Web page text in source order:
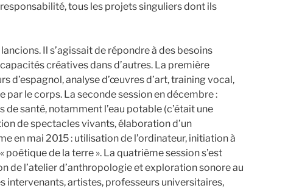
tous les projets singuliers dont ils
Il s’agissait de répondre à des besoins
créatives dans d’autres. La première
d’espagnol, analyse d’œuvres d’art, training vocal,
le corps. La seconde session en décembre :
santé, notamment l’eau potable (c’était une
de spectacles vivants, élaboration d’un
en mai 2015 : utilisation de l’ordinateur, initiation à
de la terre ». La quatrième session s’est
de l’atelier d’anthropologie et exploration sonore au
intervenants, artistes, professeurs universitaires,